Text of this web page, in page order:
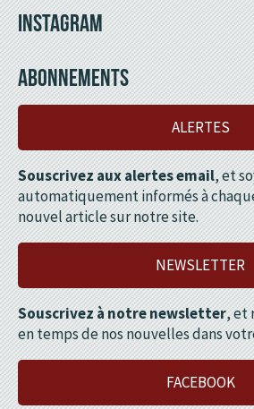
INSTAGRAM
ABONNEMENTS
ALERTES
Souscrivez aux alertes email, et
automatiquement informés à
nouvel article sur notre site.
NEWSLETTER
Souscrivez à notre newsletter, et
en temps de nos nouvelles dans
FACEBOOK